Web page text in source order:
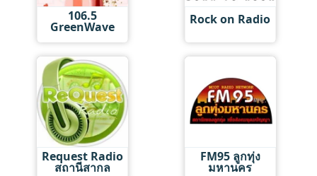
106.5
GreenWave Rock on Radio
Request Radio
สถานีสากล
FM95 ลูกทุ่ง
มหานคร